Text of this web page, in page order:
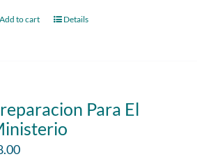
Add to cart Details
Para El